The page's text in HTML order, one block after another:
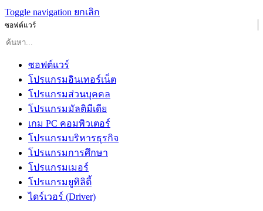
Toggle navigation ยกเลิก
ซอฟต์แวร์
ซอฟต์แวร์
โปรแกรมอินเทอร์เน็ต
โปรแกรมส่วนบุคคล
โปรแกรมมัลติมีเดีย
เกม PC คอมพิวเตอร์
โปรแกรมบริหารธุรกิจ
โปรแกรมการศึกษา
โปรแกรมเมอร์
โปรแกรมยูทิลิตี้
ไดร์เวอร์ (Driver)